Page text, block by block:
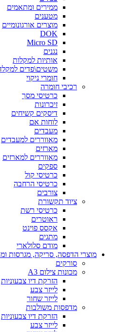
ממירים ומתאמים
מטענים
מוצרים אורגונומיים
DOK
Micro SD
נגנים
אותיות למקלות
משטים\פדים
חומרי ניקוי
רכיבי חומרה
כרטיסי מסך
זיכרונות
דיסקים קשיחים
לוחות אם
מעבדים
מאווררים למעבדים
מארזים
מאווררים למארזים
ספקים
כרטיסי קול
כרטיסי הרחבה
צורבים
ציוד תקשורת
כרטיסי רשת
ראוטרים
אקסס פוינט
מתגים
מודם סלולארי
מוצרי הדפסה, סריקה, מגרסות
סורקים
מכונות צילום A3
הזרקת דיו צבעוניות
לייזר צבע
לייזר שחור
מדפסות משולבות
הזרקת דיו צבעוניות
לייזר צבע